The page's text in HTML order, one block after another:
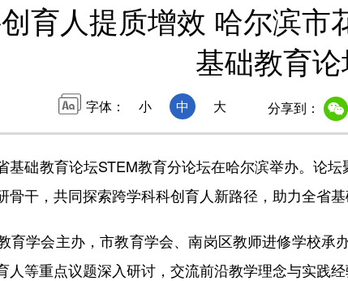
育人提质增效 哈尔滨市
基础教育
字体： 小 中 大 分享到：
础教育论坛STEM教育分论坛在哈尔滨举办。论坛
干，共同探索跨学科科创育人新路径，助力全省基
学会主办，市教育学会、南岗区教师进修学校承
等重点议题深入研讨，交流前沿教学理念与实践经